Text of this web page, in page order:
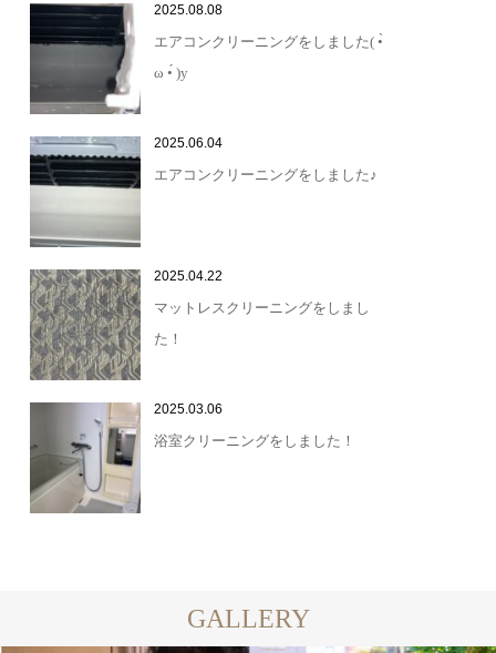
2025.08.08
エアコンクリーニングをしました( •̀
ω •́ )y
2025.06.04
エアコンクリーニングをしました♪
2025.04.22
マットレスクリーニングをしまし
た！
2025.03.06
浴室クリーニングをしました！
GALLERY